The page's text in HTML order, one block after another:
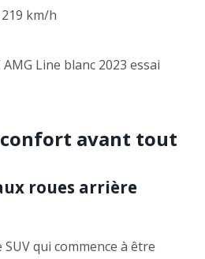
km/h
avant tout
roues arrière
qui commence à être